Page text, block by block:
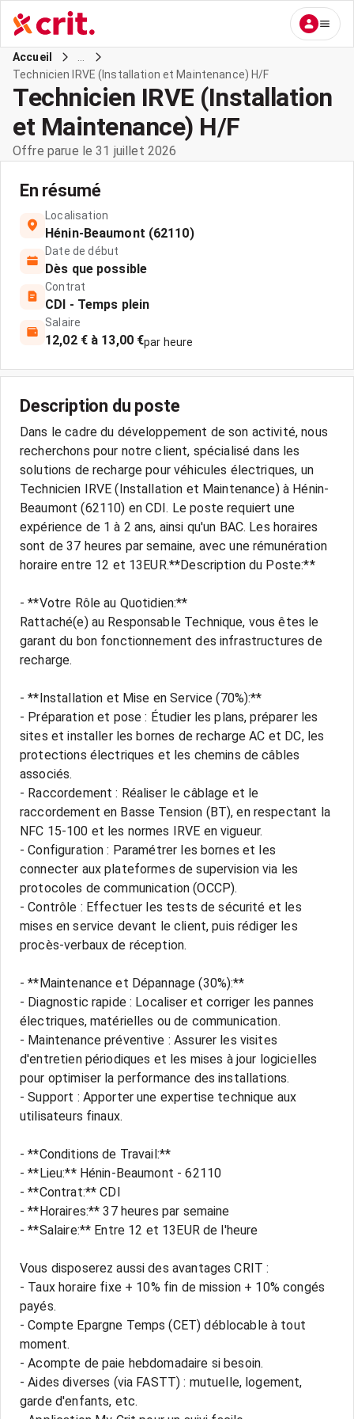
Accueil
Technicien IRVE (Installation et Maintenance) H/F
Technicien IRVE (Installation
et Maintenance) H/F
Offre parue le 31 juillet 2026
En résumé
Localisation
Hénin-Beaumont (62110)
Date de début
Dès que possible
Contrat
CDI - Temps plein
Salaire
12,02 € à 13,00 €par heure
Description du poste
Dans le cadre du développement de son activité, nous
recherchons pour notre client, spécialisé dans les
solutions de recharge pour véhicules électriques, un
Technicien IRVE (Installation et Maintenance) à Hénin-
Beaumont (62110) en CDI. Le poste requiert une
expérience de 1 à 2 ans, ainsi qu'un BAC. Les horaires
sont de 37 heures par semaine, avec une rémunération
horaire entre 12 et 13EUR.**Description du Poste:**
- **Votre Rôle au Quotidien:**
Rattaché(e) au Responsable Technique, vous êtes le
garant du bon fonctionnement des infrastructures de
recharge.
- **Installation et Mise en Service (70%):**
- Préparation et pose : Étudier les plans, préparer les
sites et installer les bornes de recharge AC et DC, les
protections électriques et les chemins de câbles
associés.
- Raccordement : Réaliser le câblage et le
raccordement en Basse Tension (BT), en respectant la
NFC 15-100 et les normes IRVE en vigueur.
- Configuration : Paramétrer les bornes et les
connecter aux plateformes de supervision via les
protocoles de communication (OCCP).
- Contrôle : Effectuer les tests de sécurité et les
mises en service devant le client, puis rédiger les
procès-verbaux de réception.
- **Maintenance et Dépannage (30%):**
- Diagnostic rapide : Localiser et corriger les pannes
électriques, matérielles ou de communication.
- Maintenance préventive : Assurer les visites
d'entretien périodiques et les mises à jour logicielles
pour optimiser la performance des installations.
- Support : Apporter une expertise technique aux
utilisateurs finaux.
- **Conditions de Travail:**
- **Lieu:** Hénin-Beaumont - 62110
- **Contrat:** CDI
- **Horaires:** 37 heures par semaine
- **Salaire:** Entre 12 et 13EUR de l'heure
Vous disposerez aussi des avantages CRIT :
- Taux horaire fixe + 10% fin de mission + 10% congés
payés.
- Compte Epargne Temps (CET) déblocable à tout
moment.
- Acompte de paie hebdomadaire si besoin.
- Aides diverses (via FASTT) : mutuelle, logement,
garde d'enfants, etc.